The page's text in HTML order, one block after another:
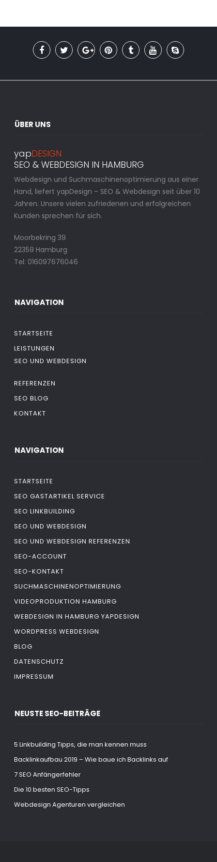
ÜBER UNS
yapDESIGN
SEO & WEBDESIGN IN HAMBURG
Webdesign und Suchmaschinenoptimierung aus einer
Hand, liefert yapDesign – SEO & Webdesign seit über 10
Jahren. Unsere vielen zufriedenen und erfolgreichen
Kunden sprechen für sich.
Moorbekring 39
22359 Hamburg
Tel: 016097676046
NAVIGATION
STARTSEITE
LEISTUNGEN
SEO UND WEBDESIGN
REFERENZEN
SEO BLOG
KONTAKT
NAVIGATION
STARTSEITE
SEO GASTARTIKEL SERVICE
SEO LINKBUILDING
SEO UND WEBDESIGN
SEO UND WEBDESIGN REFERENZEN
SEO-ACCOUNT
SEO-KONTAKT
SUCHMASCHINENOPTIMIERUNG
VIDEOPRODUKTION HAMBURG
WEBDESIGN IN HAMBURG YAPDESIGN
WORDPRESS WEBDESIGN
BLOG
DATENSCHUTZ
IMPRESSUM
NEUSTE SEO-BEITRÄGE
5 Linkbuilding Tipps, die man kennen muss
Backlinkaufbau 2019 – Wie baue ich Backlinks auf
7 SEO Anfängerfehler
Die 10 besten SEO-Tipps
Webdesign Agenturen vergleichen